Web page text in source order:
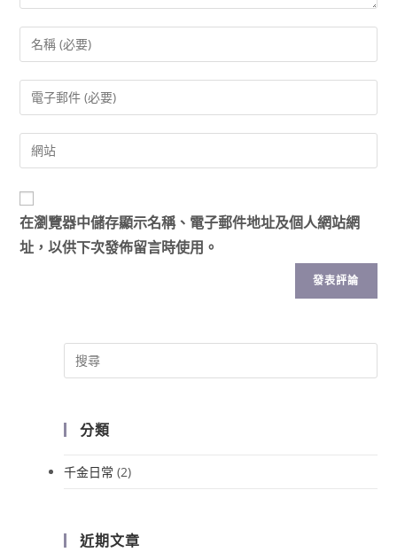
在瀏覽器中儲存顯示名稱、電子郵件地址及個人網站網
址，以供下次發佈留言時使用。
分類
千金日常 (2)
近期文章